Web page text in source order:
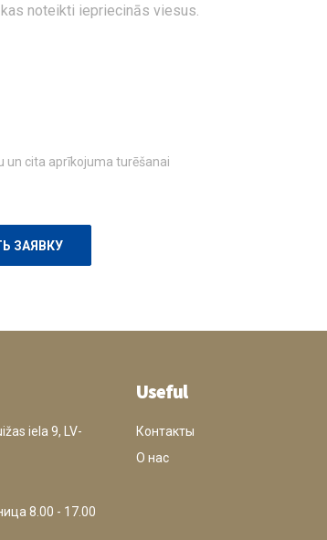
noteikti iepriecinās viesus.
un cita aprīkojuma turēšanai
ЗАЯВКУ
iela 9, LV-
8.00 - 17.00
Useful
Контакты
О нас